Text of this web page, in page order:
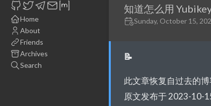
Home
About
Friends
Archives
Search
知道怎么用
Sunday, October 15,
📝
此文章恢复自过去的博
原文发布于 2023-10-